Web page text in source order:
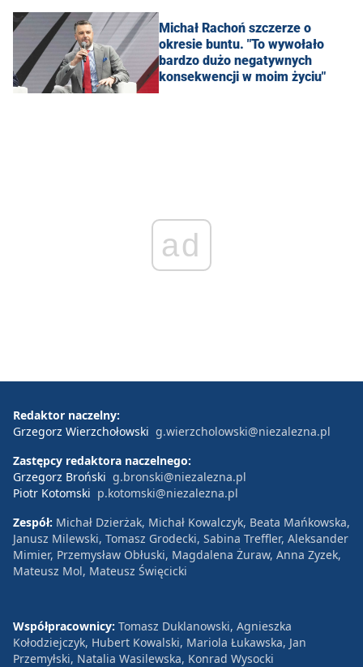
Michał Rachoń szczerze o
okresie buntu. "To wywołało
bardzo dużo negatywnych
konsekwencji w moim życiu"
ad
Redaktor naczelny:
Grzegorz Wierzchołowski g.wierzcholowski@niezalezna.pl
Zastępcy redaktora naczelnego:
Grzegorz Broński g.bronski@niezalezna.pl
Piotr Kotomski p.kotomski@niezalezna.pl
Zespół: Michał Dzierżak, Michał Kowalczyk, Beata Mańkowska,
Janusz Milewski, Tomasz Grodecki, Sabina Treffler, Aleksander
Mimier, Przemysław Obłuski, Magdalena Żuraw, Anna Zyzek,
Mateusz Mol, Mateusz Święcicki
Współpracownicy: Tomasz Duklanowski, Agnieszka
Kołodziejczyk, Hubert Kowalski, Mariola Łukawska, Jan
Przemyłski, Natalia Wasilewska, Konrad Wysocki